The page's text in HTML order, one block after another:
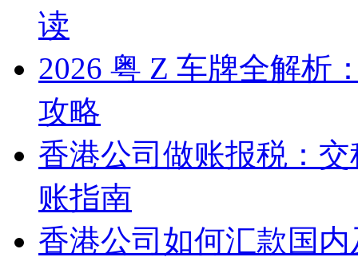
读
2026 粤 Z 车牌全解析
攻略
香港公司做账报税：
账指南
香港公司如何汇款国